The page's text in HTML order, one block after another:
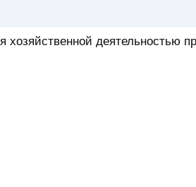
деятельностью